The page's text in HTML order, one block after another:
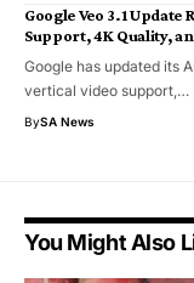
Google Veo 3.1
Support, 4K Quality,
Google has updated its
vertical video support,…
BySA News
You Might Also